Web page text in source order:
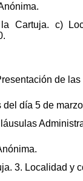
Cartuja. c)
de las
día 5 de
3. Localidad y